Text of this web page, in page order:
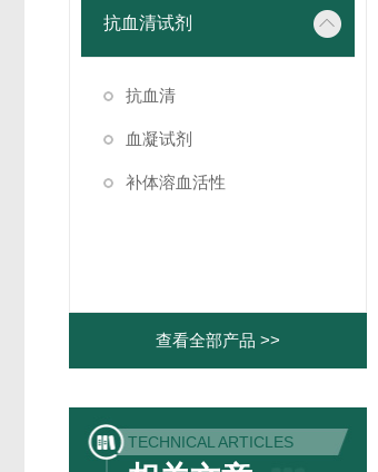
抗血清试剂
抗血清
血凝试剂
补体溶血活性
查看全部产品 >>
TECHNICAL ARTICLES